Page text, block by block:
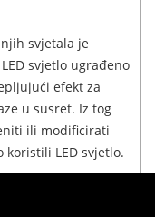
svjetala je
svjetlo ugrađeno
efekt za
u susret. Iz tog
ili modificirati
koristili LED svjetlo.